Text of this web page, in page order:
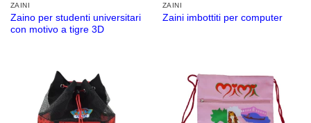
ZAINI
Zaino per studenti universitari
con motivo a tigre 3D
ZAINI
Zaini imbottiti per computer